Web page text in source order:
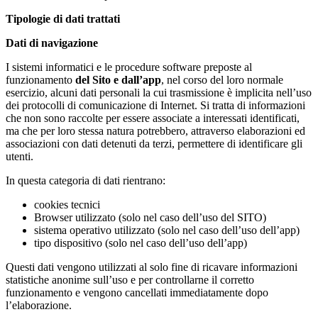
Tipologie di dati trattati
Dati di navigazione
I sistemi informatici e le procedure software preposte al
funzionamento del Sito e dall’app, nel corso del loro normale
esercizio, alcuni dati personali la cui trasmissione è implicita nell’uso
dei protocolli di comunicazione di Internet. Si tratta di informazioni
che non sono raccolte per essere associate a interessati identificati,
ma che per loro stessa natura potrebbero, attraverso elaborazioni ed
associazioni con dati detenuti da terzi, permettere di identificare gli
utenti.
In questa categoria di dati rientrano:
cookies tecnici
Browser utilizzato (solo nel caso dell’uso del SITO)
sistema operativo utilizzato (solo nel caso dell’uso dell’app)
tipo dispositivo (solo nel caso dell’uso dell’app)
Questi dati vengono utilizzati al solo fine di ricavare informazioni
statistiche anonime sull’uso e per controllarne il corretto
funzionamento e vengono cancellati immediatamente dopo
l’elaborazione.